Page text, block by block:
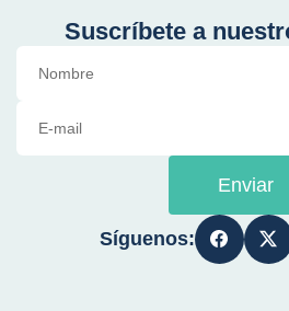
Suscríbete a
Enviar
Síguenos: